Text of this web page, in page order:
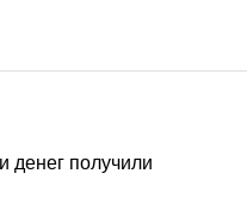
денег получили